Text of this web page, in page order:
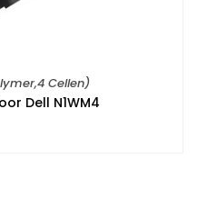
Cellen)
Dell N1WM4